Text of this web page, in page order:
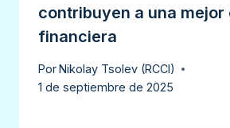
contribuyen a una mejor
financiera
Por Nikolay Tsolev (RCCI)
1 de septiembre de 2025